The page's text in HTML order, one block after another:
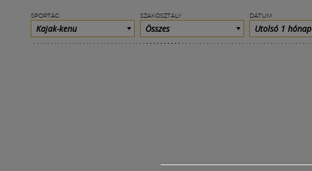
SPORTÁG
Kajak-kenu
SZAKOSZTÁLY
Összes
DÁTUM
Utolsó 1 hónap